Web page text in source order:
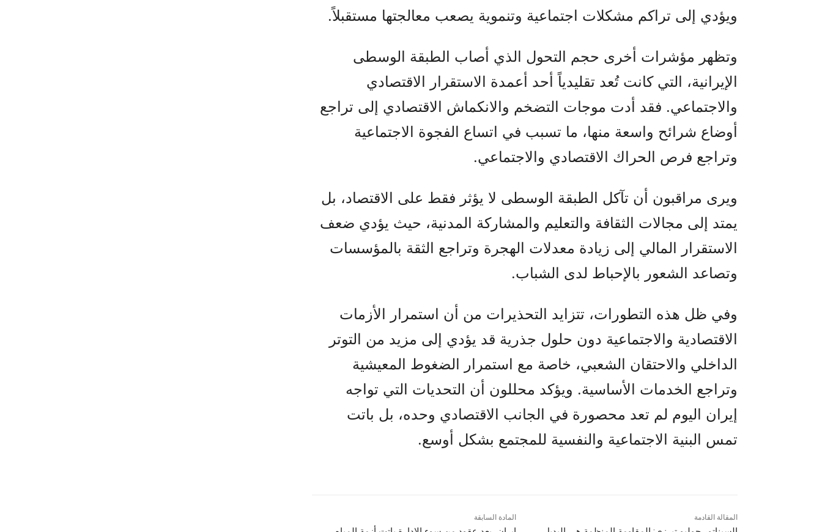
ويؤدي إلى تراكم مشكلات اجتماعية وتنموية يصعب معالجتها مستقبلاً.
وتظهر مؤشرات أخرى حجم التحول الذي أصاب الطبقة الوسطى
الإيرانية، التي كانت تُعد تقليدياً أحد أعمدة الاستقرار الاقتصادي
والاجتماعي. فقد أدت موجات التضخم والانكماش الاقتصادي إلى تراجع
أوضاع شرائح واسعة منها، ما تسبب في اتساع الفجوة الاجتماعية
وتراجع فرص الحراك الاقتصادي والاجتماعي.
ويرى مراقبون أن تآكل الطبقة الوسطى لا يؤثر فقط على الاقتصاد، بل
يمتد إلى مجالات الثقافة والتعليم والمشاركة المدنية، حيث يؤدي ضعف
الاستقرار المالي إلى زيادة معدلات الهجرة وتراجع الثقة بالمؤسسات
وتصاعد الشعور بالإحباط لدى الشباب.
وفي ظل هذه التطورات، تتزايد التحذيرات من أن استمرار الأزمات
الاقتصادية والاجتماعية دون حلول جذرية قد يؤدي إلى مزيد من التوتر
الداخلي والاحتقان الشعبي، خاصة مع استمرار الضغوط المعيشية
وتراجع الخدمات الأساسية. ويؤكد محللون أن التحديات التي تواجه
إيران اليوم لم تعد محصورة في الجانب الاقتصادي وحده، بل باتت
تمس البنية الاجتماعية والنفسية للمجتمع بشكل أوسع.
المادة السابقة المقالة القادمة